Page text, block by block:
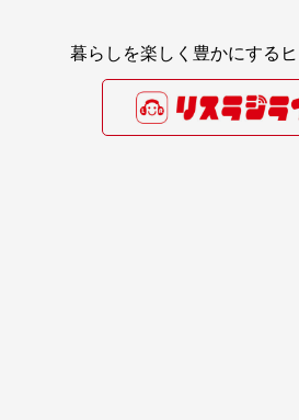
暮らしを楽しく豊かにするヒ